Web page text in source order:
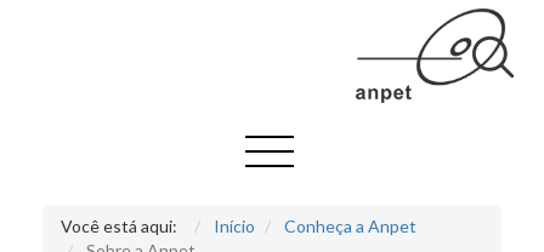
Você está aqui: Início
Conheça a Anpet